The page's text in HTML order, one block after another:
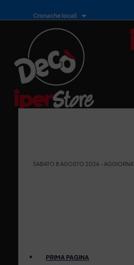
Cronache locali
SABATO 8 AGOSTO 2026 -
PRIMA PAGINA